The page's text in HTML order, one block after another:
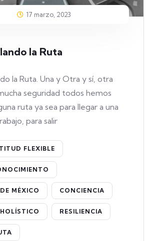
17 marzo, 2023
la Ruta
la Ruta. Una y Otra y sí, otra
seguridad todos hemos
ruta ya sea para llegar a una
para salir
FLEXIBLE
MÉXICO CONCIENCIA
RESILIENCIA